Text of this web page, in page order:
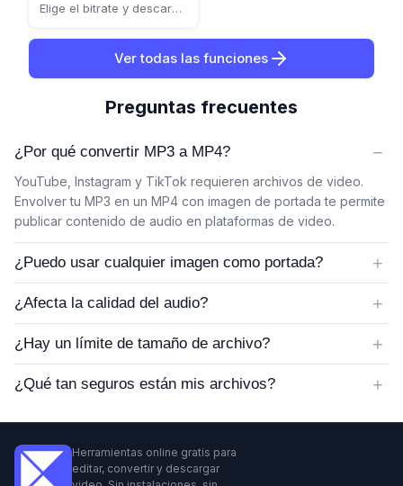
Elige el bitrate y descarga
Ver todas las funciones
Preguntas frecuentes
¿Por qué convertir MP3 a MP4? −
YouTube, Instagram y TikTok requieren archivos de video.
Envolver tu MP3 en un MP4 con imagen de portada te permite
publicar contenido de audio en plataformas de video.
¿Puedo usar cualquier imagen como portada? +
¿Afecta la calidad del audio? +
¿Hay un límite de tamaño de archivo? +
¿Qué tan seguros están mis archivos? +
Herramientas online gratis para
editar, convertir y descargar